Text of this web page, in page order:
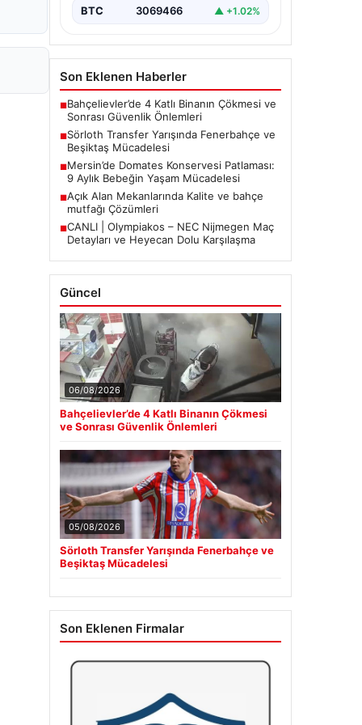
BTC 3069466 ▲ +1.02%
Son Eklenen Haberler
■Bahçelievler’de 4 Katlı Binanın Çökmesi ve
Sonrası Güvenlik Önlemleri
■Sörloth Transfer Yarışında Fenerbahçe ve
Beşiktaş Mücadelesi
■Mersin’de Domates Konservesi Patlaması:
9 Aylık Bebeğin Yaşam Mücadelesi
■Açık Alan Mekanlarında Kalite ve bahçe
mutfağı Çözümleri
■CANLI | Olympiakos – NEC Nijmegen Maç
Detayları ve Heyecan Dolu Karşılaşma
Güncel
06/08/2026
Bahçelievler’de 4 Katlı Binanın Çökmesi
ve Sonrası Güvenlik Önlemleri
05/08/2026
Sörloth Transfer Yarışında Fenerbahçe ve
Beşiktaş Mücadelesi
Son Eklenen Firmalar